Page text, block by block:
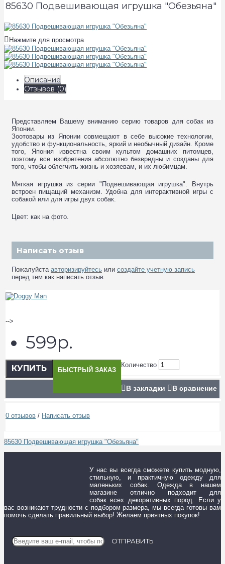
85630 Подвешивающая игрушка "Обезьяна"
Нажмите для просмотра
Описание
Отзывов (0)
Представляем Вашему вниманию серию товаров для собак из
Японии.
Зоотовары из Японии совмещают в себе высокие технологии,
удобство и функциональность, яркий и необычный дизайн. Кроме
того, Япония известна своим культом домашних питомцев,
поэтому все изобретения абсолютно безвредны и созданы для
того, чтобы облегчить жизнь и хозяевам, и их любимцам.
Мягкая игрушка из серии "Подвешивающая игрушка". Внутрь
встроен пищащий механизм. Удобна для интерактивной игры с
собакой или для игры двух собак.
Цвет: как на фото.
Написать отзыв
Пожалуйста авторизируйтесь или создайте учетную запись
перед тем как написать отзыв
-->
599р.
Количество
КУПИТЬ БЫСТРЫЙ ЗАКАЗ
В закладки В сравнение
0 отзывов / Написать отзыв
85630 Подвешивающая игрушка "Обезьяна"
У нас вы всегда сможете купить модную,
стильную, и практичную одежду для
маленьких собак. Одежда в нашем
магазине отлично подходит для
собак всех декоративных пород. Если у
вас возникают трудности с подбором размера, мы всегда готовы вам
помочь сделать правильный выбор! Желаем приятных покупок!
ОТПРАВИТЬ